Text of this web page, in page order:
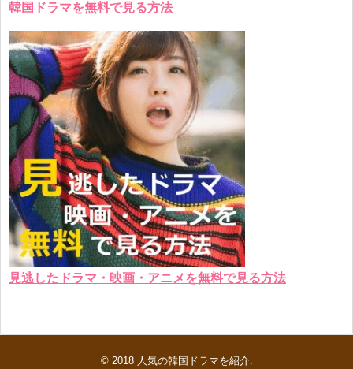
韓国ドラマを無料で見る方法
見逃したドラマ・映画・アニメを無料で見る方法
© 2018 人気の韓国ドラマを紹介.